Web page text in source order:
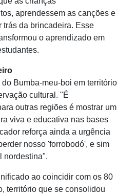
aprendessem as canções e
trás da brincadeira. Esse
o aprendizado em
Bumba-meu-boi em território
cultural. "É
outras regiões é mostrar um
viva e educativa nas bases
reforça ainda a urgência
nosso 'forrobodó', e sim
nordestina".
ao coincidir com os 80
território que se consolidou